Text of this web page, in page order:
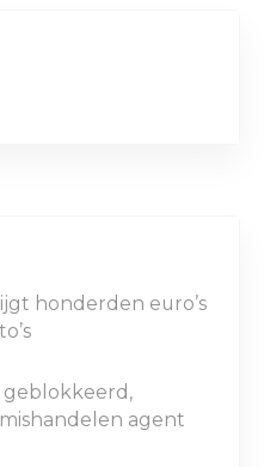
honderden euro’s
geblokkeerd,
agent